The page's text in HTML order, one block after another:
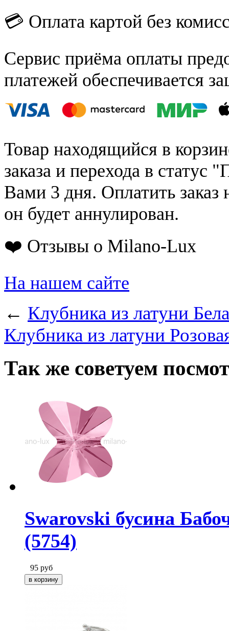
💳 Оплата картой без
Сервис приёма оплаты
платежей обеспечивается
Товар находящийся в
заказа и перехода в статус
Вами 3 дня. Оплатить заказ
он будет аннулирован.
❤️ Отзывы о Milano-Lux
На нашем сайте
← Клубника из латуни
Клубника из латуни
Так же советуем
Swarovski бусина
(5754)
95 руб